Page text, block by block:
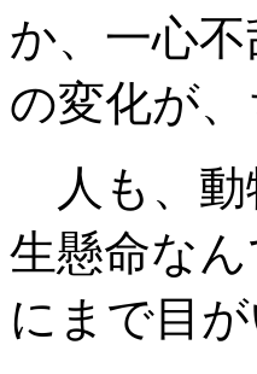
か、一心
の変化が
人も、動
生懸命な
にまで目